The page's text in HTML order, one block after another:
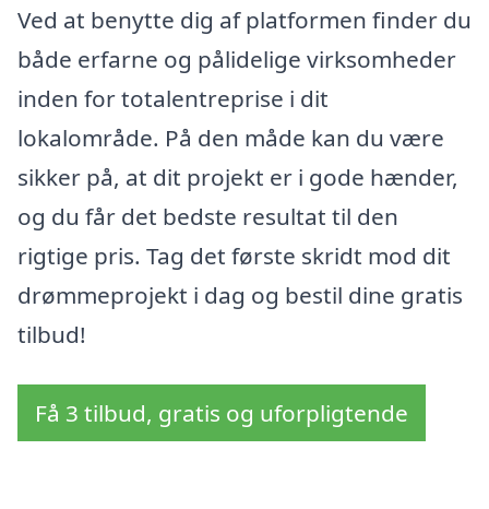
Ved at benytte dig af platformen finder du
både erfarne og pålidelige virksomheder
inden for totalentreprise i dit
lokalområde. På den måde kan du være
sikker på, at dit projekt er i gode hænder,
og du får det bedste resultat til den
rigtige pris. Tag det første skridt mod dit
drømmeprojekt i dag og bestil dine gratis
tilbud!
Få 3 tilbud, gratis og uforpligtende